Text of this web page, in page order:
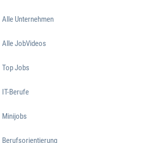
Alle Unternehmen
Alle JobVideos
Top Jobs
IT-Berufe
Minijobs
Berufsorientierung